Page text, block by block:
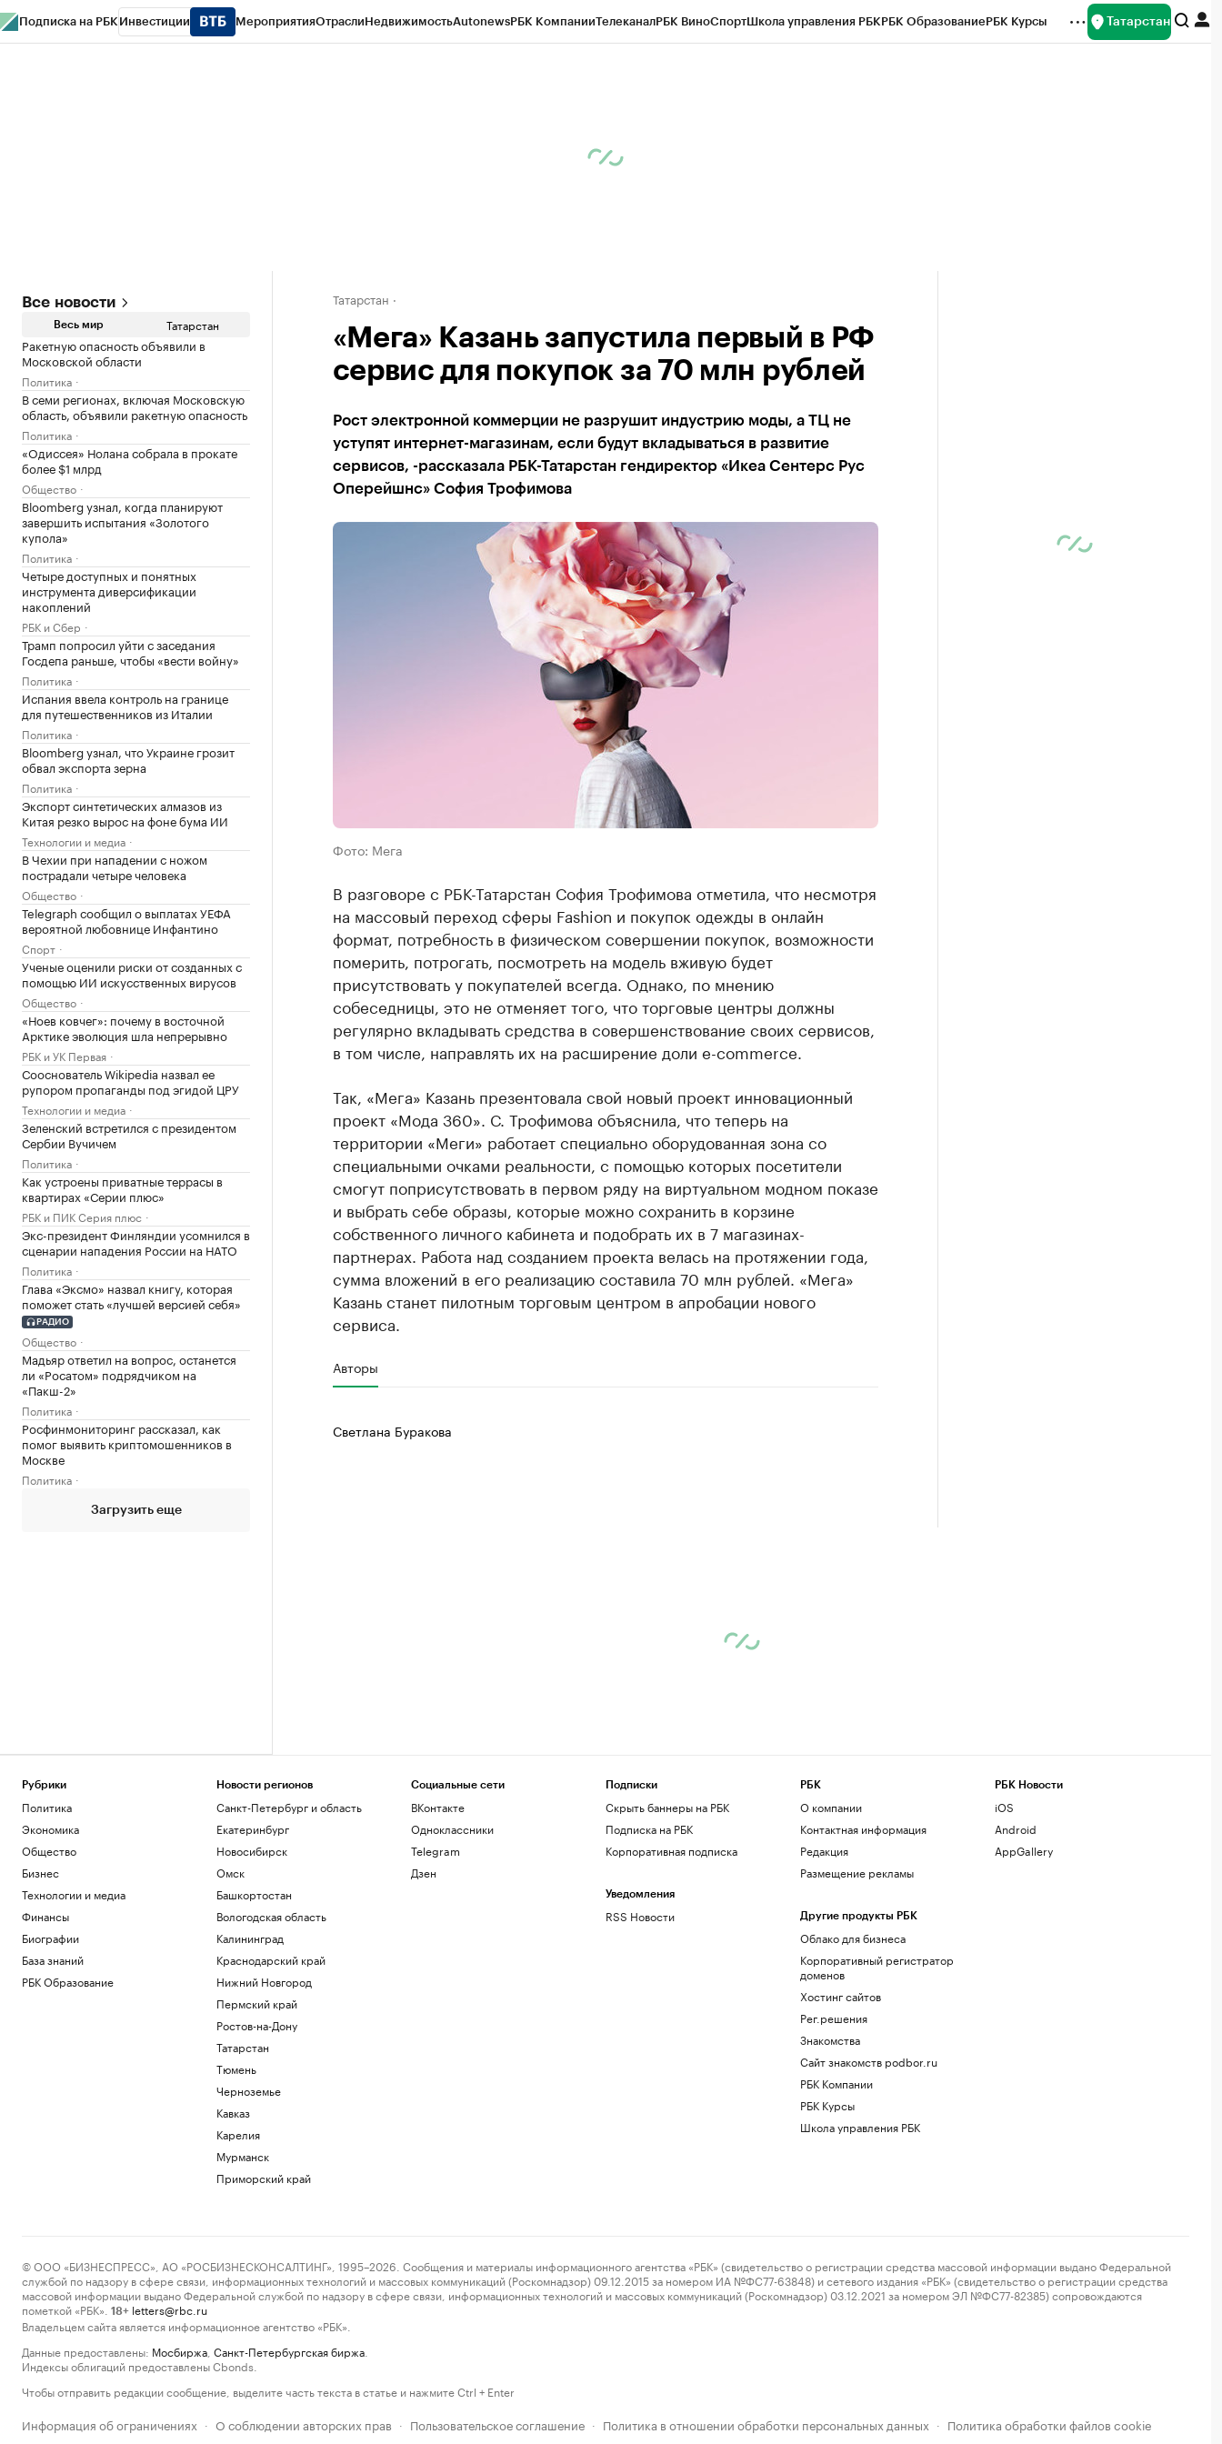
Подписка на РБК Инвестиции МероприятияОтраслиНедвижимостьAutonewsРБК КомпанииТелеканалРБК ВиноСпортШкола управления РБКРБК ОбразованиеРБК Курсы Татарстан
Все новости
Весь мир Татарстан
Ракетную опасность объявили в
Московской области
Политика
В семи регионах, включая Московскую
область, объявили ракетную опасность
Политика
«Одиссея» Нолана собрала в прокате
более $1 млрд
Общество
Bloomberg узнал, когда планируют
завершить испытания «Золотого
купола»
Политика
Четыре доступных и понятных
инструмента диверсификации
накоплений
РБК и Сбер
Трамп попросил уйти с заседания
Госдепа раньше, чтобы «вести войну»
Политика
Испания ввела контроль на границе
для путешественников из Италии
Политика
Bloomberg узнал, что Украине грозит
обвал экспорта зерна
Политика
Экспорт синтетических алмазов из
Китая резко вырос на фоне бума ИИ
Технологии и медиа
В Чехии при нападении с ножом
пострадали четыре человека
Общество
Telegraph сообщил о выплатах УЕФА
вероятной любовнице Инфантино
Спорт
Ученые оценили риски от созданных с
помощью ИИ искусственных вирусов
Общество
«Ноев ковчег»: почему в восточной
Арктике эволюция шла непрерывно
РБК и УК Первая
Сооснователь Wikipedia назвал ее
рупором пропаганды под эгидой ЦРУ
Технологии и медиа
Зеленский встретился с президентом
Сербии Вучичем
Политика
Как устроены приватные террасы в
квартирах «Серии плюс»
РБК и ПИК Серия плюс
Экс-президент Финляндии усомнился в
сценарии нападения России на НАТО
Политика
Глава «Эксмо» назвал книгу, которая
поможет стать «лучшей версией себя»
РАДИО
Общество
Мадьяр ответил на вопрос, останется
ли «Росатом» подрядчиком на
«Пакш-2»
Политика
Росфинмониторинг рассказал, как
помог выявить криптомошенников в
Москве
Политика
Загрузить еще
Татарстан
«Мега» Казань запустила первый в РФ
сервис для покупок за 70 млн рублей
Рост электронной коммерции не разрушит индустрию моды, а ТЦ не
уступят интернет-магазинам, если будут вкладываться в развитие
сервисов, -рассказала РБК-Татарстан гендиректор «Икеа Сентерс Рус
Оперейшнс» София Трофимова
Фото: Мега
В разговоре с РБК-Татарстан София Трофимова отметила, что несмотря
на массовый переход сферы Fashion и покупок одежды в онлайн
формат, потребность в физическом совершении покупок, возможности
померить, потрогать, посмотреть на модель вживую будет
присутствовать у покупателей всегда. Однако, по мнению
собеседницы, это не отменяет того, что торговые центры должны
регулярно вкладывать средства в совершенствование своих сервисов,
в том числе, направлять их на расширение доли e-commerce.
Так, «Мега» Казань презентовала свой новый проект инновационный
проект «Мода 360». С. Трофимова объяснила, что теперь на
территории «Меги» работает специально оборудованная зона со
специальными очками реальности, с помощью которых посетители
смогут поприсутствовать в первом ряду на виртуальном модном показе
и выбрать себе образы, которые можно сохранить в корзине
собственного личного кабинета и подобрать их в 7 магазинах-
партнерах. Работа над созданием проекта велась на протяжении года,
сумма вложений в его реализацию составила 70 млн рублей. «Мега»
Казань станет пилотным торговым центром в апробации нового
сервиса.
Авторы
Светлана Буракова
Рубрики
Политика
Экономика
Общество
Бизнес
Технологии и медиа
Финансы
Биографии
База знаний
РБК Образование
Новости регионов
Санкт-Петербург и область
Екатеринбург
Новосибирск
Омск
Башкортостан
Вологодская область
Калининград
Краснодарский край
Нижний Новгород
Пермский край
Ростов-на-Дону
Татарстан
Тюмень
Черноземье
Кавказ
Карелия
Мурманск
Приморский край
Социальные сети
ВКонтакте
Одноклассники
Telegram
Дзен
Подписки
Скрыть баннеры на РБК
Подписка на РБК
Корпоративная подписка
Уведомления
RSS Новости
РБК
О компании
Контактная информация
Редакция
Размещение рекламы
Другие продукты РБК
Облако для бизнеса
Корпоративный регистратор
доменов
Хостинг сайтов
Рег.решения
Знакомства
Сайт знакомств podbor.ru
РБК Компании
РБК Курсы
Школа управления РБК
РБК Новости
iOS
Android
AppGallery
© ООО «БИЗНЕСПРЕСС», АО «РОСБИЗНЕСКОНСАЛТИНГ», 1995–2026. Сообщения и материалы информационного агентства «РБК» (свидетельство о регистрации средства массовой информации выдано Федеральной
службой по надзору в сфере связи, информационных технологий и массовых коммуникаций (Роскомнадзор) 09.12.2015 за номером ИА №ФС77-63848) и сетевого издания «РБК» (свидетельство о регистрации средства
массовой информации выдано Федеральной службой по надзору в сфере связи, информационных технологий и массовых коммуникаций (Роскомнадзор) 03.12.2021 за номером ЭЛ №ФС77-82385) сопровождаются
пометкой «РБК».
18+ letters@rbc.ru
Владельцем сайта является информационное агентство «РБК».
Данные предоставлены: Мосбиржа Санкт-Петербургская биржа
Индексы облигаций предоставлены Cbonds.
Чтобы отправить редакции сообщение, выделите часть текста в статье и нажмите Ctrl + Enter
Информация об ограничениях · О соблюдении авторских прав · Пользовательское соглашение · Политика в отношении обработки персональных данных · Политика обработки файлов cookie